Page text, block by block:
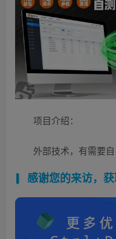
项目介绍：
外部技术，有需要
感谢您的来访，